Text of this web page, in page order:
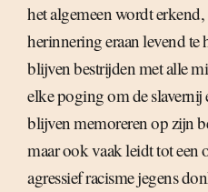
het algemeen wordt
herinnering eraan levend te
blijven bestrijden met alle
elke poging om de slavernij
blijven memoreren op zijn
maar ook vaak leidt tot
agressief racisme jegens